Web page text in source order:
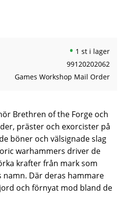
1 st i lager
99120202062
Games Workshop Mail Order
Brethren of the Forge och
präster och exorcister på
böner och välsignade slag
warhammers driver de
krafter från mark som
namn. Där deras hammare
och förnyat mod bland de